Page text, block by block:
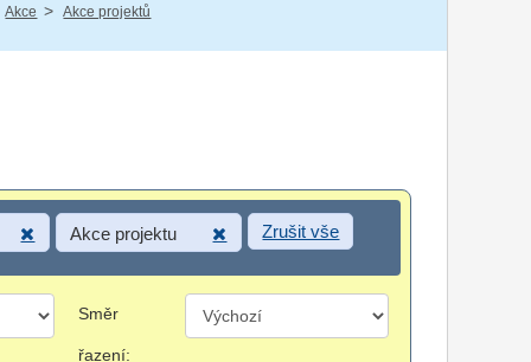
Akce / Akce projektů
Akce projektu Zrušit vše
Směr
řazení: